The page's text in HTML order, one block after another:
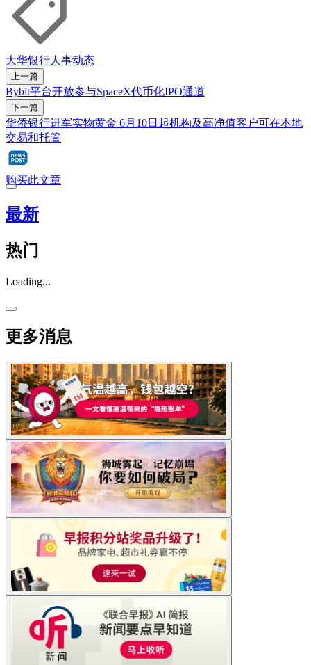
大华银行人事动态
上一篇
Bybit平台开放参与SpaceX代币化IPO通道
下一篇
华侨银行进军实物黄金 6月10日起机构及高净值客户可在本地
交易和托管
购买此文章
最新
热门
Loading...
更多消息